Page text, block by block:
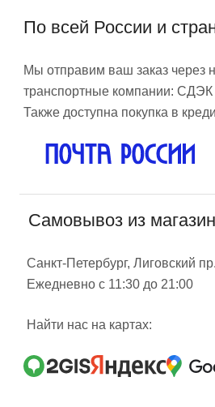
По всей России и
Мы отправим ваш заказ через
транспортные компании: СДЭК
Также доступна покупка в
Самовывоз из
Санкт-Петербург, Лиговский
Ежедневно с 11:30 до 21:00
Найти нас на картах: